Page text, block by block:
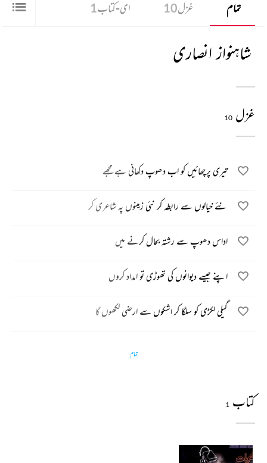
تمام غزل10 ای-کتاب1
شاہنواز انصاری
غزل 10
تیری پرچھائیں کو اب دھوپ دکھانی ہے مجھے
نئے خیالوں سے رابطہ کر نئی زمینوں پہ شاعری کر
اداس دھوپ سے رشتہ بحال کرنے میں
اپنے جیسے دیوانوں کی تھوڑی تو امداد کروں
گیلی لکڑی کو سلگا کر اشکوں سے ارضی لکھوں گا
تمام
کتاب 1